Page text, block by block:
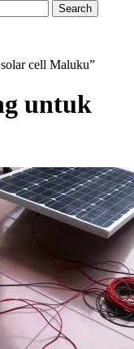
cell Maluku”
untuk